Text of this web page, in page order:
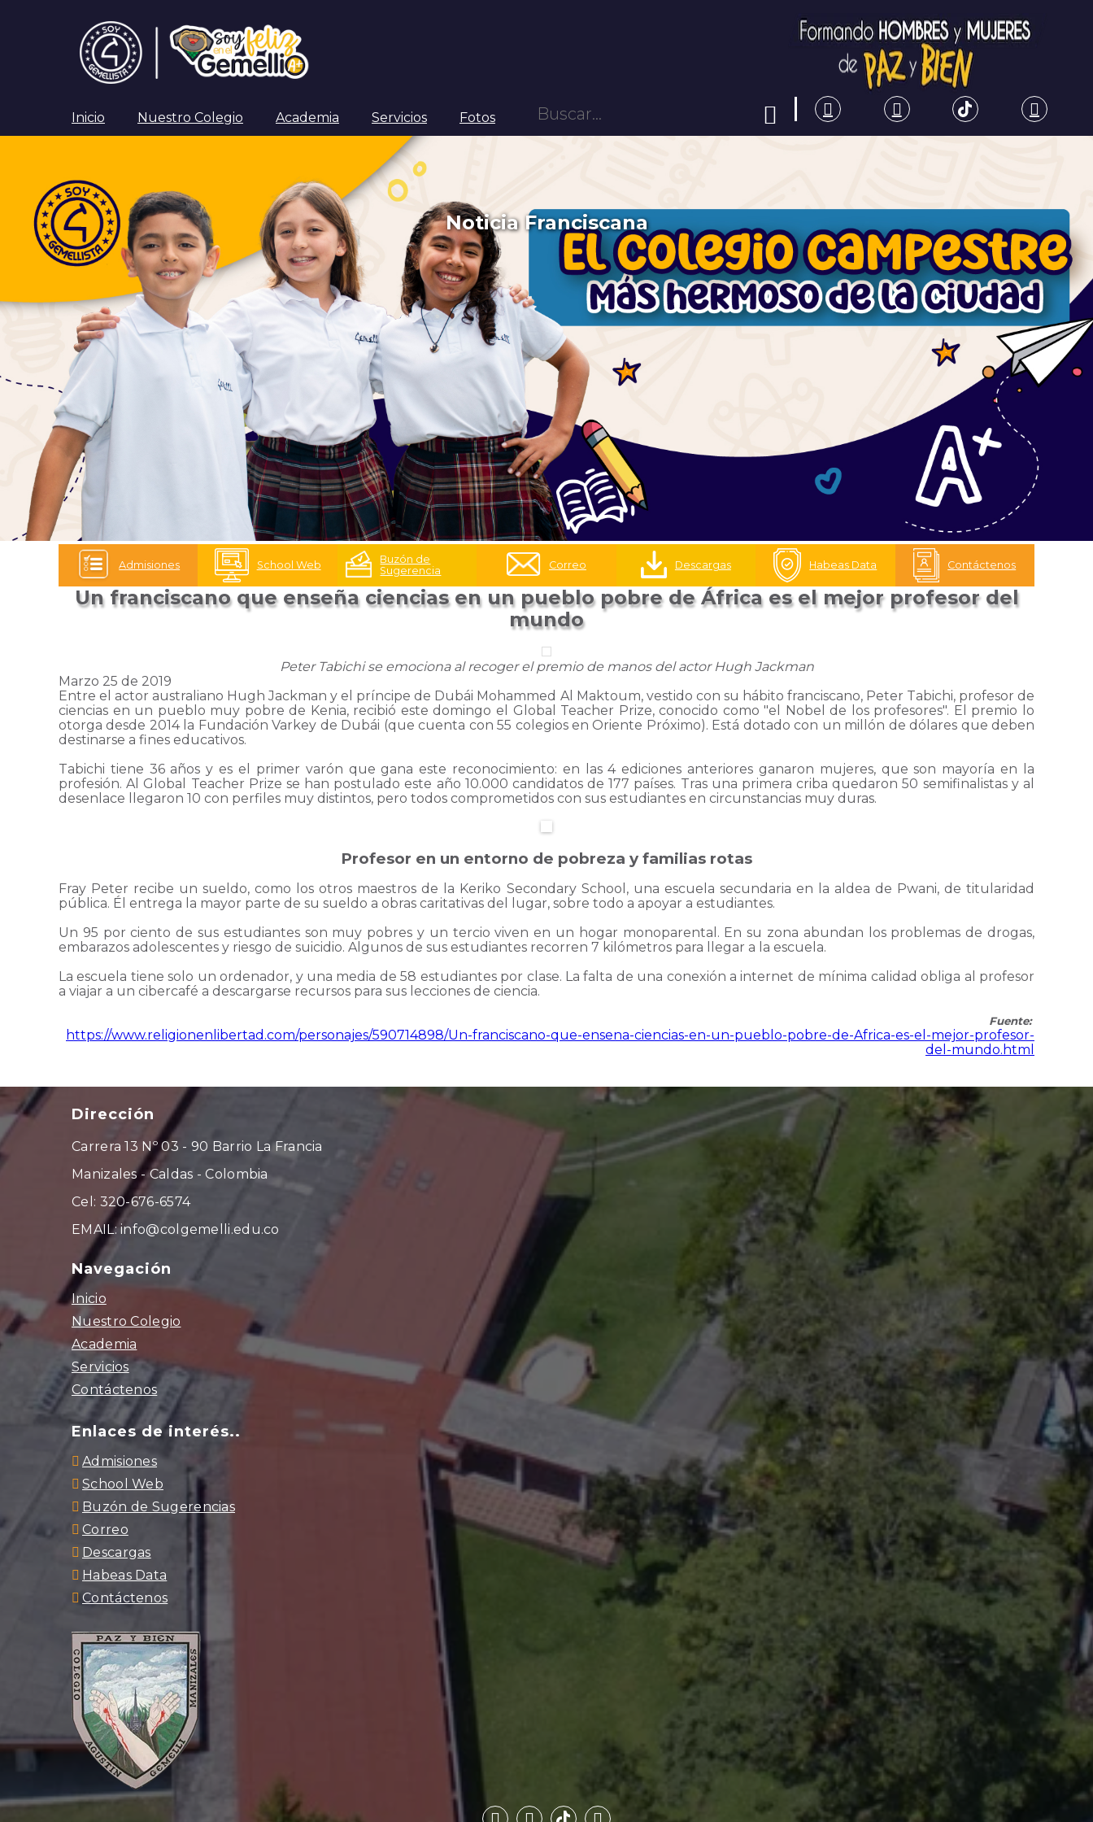
Inicio Nuestro Colegio Academia Servicios Fotos
Admisiones School Web
Buzón de
Sugerencia
Correo Descargas Habeas Data Contáctenos
Noticia Franciscana
Un franciscano que enseña ciencias en un pueblo pobre de África es el mejor profesor del
mundo
Peter Tabichi se emociona al recoger el premio de manos del actor Hugh Jackman
Marzo 25 de 2019
Entre el actor australiano Hugh Jackman y el príncipe de Dubái Mohammed Al Maktoum, vestido con su hábito franciscano, Peter Tabichi, profesor de
ciencias en un pueblo muy pobre de Kenia, recibió este domingo el Global Teacher Prize, conocido como "el Nobel de los profesores". El premio lo
otorga desde 2014 la Fundación Varkey de Dubái (que cuenta con 55 colegios en Oriente Próximo). Está dotado con un millón de dólares que deben
destinarse a fines educativos.
Tabichi tiene 36 años y es el primer varón que gana este reconocimiento: en las 4 ediciones anteriores ganaron mujeres, que son mayoría en la
profesión. Al Global Teacher Prize se han postulado este año 10.000 candidatos de 177 países. Tras una primera criba quedaron 50 semifinalistas y al
desenlace llegaron 10 con perfiles muy distintos, pero todos comprometidos con sus estudiantes en circunstancias muy duras.
Profesor en un entorno de pobreza y familias rotas
Fray Peter recibe un sueldo, como los otros maestros de la Keriko Secondary School, una escuela secundaria en la aldea de Pwani, de titularidad
pública. Él entrega la mayor parte de su sueldo a obras caritativas del lugar, sobre todo a apoyar a estudiantes.
Un 95 por ciento de sus estudiantes son muy pobres y un tercio viven en un hogar monoparental. En su zona abundan los problemas de drogas,
embarazos adolescentes y riesgo de suicidio. Algunos de sus estudiantes recorren 7 kilómetros para llegar a la escuela.
La escuela tiene solo un ordenador, y una media de 58 estudiantes por clase. La falta de una conexión a internet de mínima calidad obliga al profesor
a viajar a un cibercafé a descargarse recursos para sus lecciones de ciencia.
Fuente:
https://www.religionenlibertad.com/personajes/590714898/Un-franciscano-que-ensena-ciencias-en-un-pueblo-pobre-de-Africa-es-el-mejor-profesor-
del-mundo.html
Dirección
Carrera 13 Nº 03 - 90 Barrio La Francia
Manizales - Caldas - Colombia
Cel: 320-676-6574
EMAIL: info@colgemelli.edu.co
Navegación
Inicio
Nuestro Colegio
Academia
Servicios
Contáctenos
Enlaces de interés..
Admisiones
School Web
Buzón de Sugerencias
Correo
Descargas
Habeas Data
Contáctenos